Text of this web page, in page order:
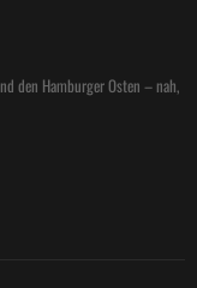
den Hamburger Osten – nah,